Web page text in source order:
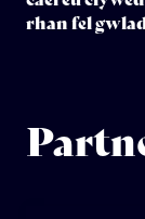
rhan fel